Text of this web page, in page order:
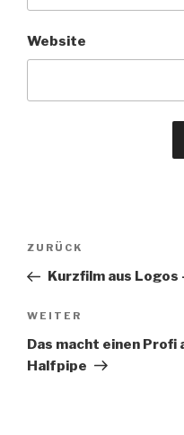
Website
Beitragsnavigation
Vorheriger
Beitrag
ZURÜCK
Kurzfilm aus Logos
Nächster
Beitrag
WEITER
Das macht einen Profi
Halfpipe